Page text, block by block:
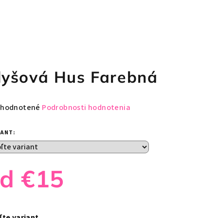
Hus Farebná
Podrobnosti hodnotenia
€15